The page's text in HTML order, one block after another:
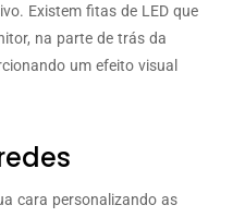
Existem fitas de LED que
na parte de trás da
um efeito visual
cara personalizando as